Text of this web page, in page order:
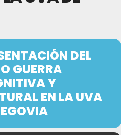
DEL
GUERRA
Y
EN LA UVA